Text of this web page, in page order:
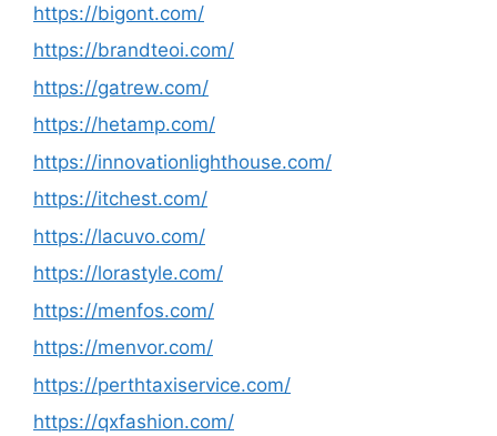
https://bigont.com/
https://brandteoi.com/
https://gatrew.com/
https://hetamp.com/
https://innovationlighthouse.com/
https://itchest.com/
https://lacuvo.com/
https://lorastyle.com/
https://menfos.com/
https://menvor.com/
https://perthtaxiservice.com/
https://qxfashion.com/